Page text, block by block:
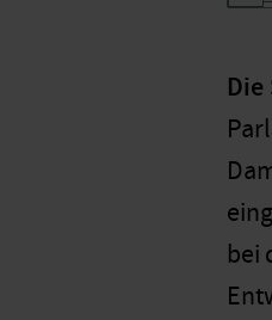
bei